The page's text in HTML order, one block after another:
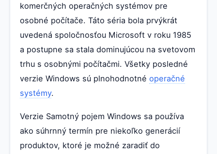
komerčných operačných systémov pre
osobné počítače. Táto séria bola prvýkrát
uvedená spoločnosťou Microsoft v roku 1985
a postupne sa stala dominujúcou na svetovom
trhu s osobnými počítačmi. Všetky posledné
verzie Windows sú plnohodnotné operačné
systémy.
Verzie Samotný pojem Windows sa používa
ako súhrnný termín pre niekoľko generácií
produktov, ktoré je možné zaradiť do